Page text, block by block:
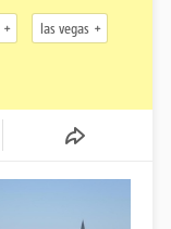
las vegas